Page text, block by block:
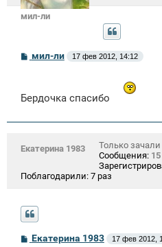
мил-ли
С
е
и
мил-ли 17 фев 2012, 14:12
Бердочка спасибо
Екатерина 1983
Только зачали
Сообщения: 15
Поблагодарили: 7 раз
СЕкатерина 1983 17 фев 2012,